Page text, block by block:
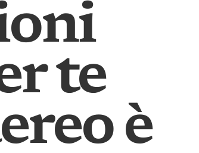
te
è